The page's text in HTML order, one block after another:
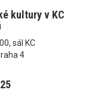
kultury v KC
sál KC
4